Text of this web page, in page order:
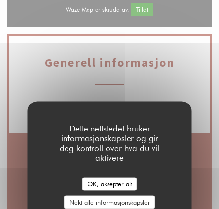
Dette nettstedet bruker
informasjonskapsler og gir
deg kontroll over hva du vil
aktivere
OK, aksepter alt
Nekt alle informasjonskapsler
Waze Map er skrudd av. Tillat
Generell informasjon
Åpningstider